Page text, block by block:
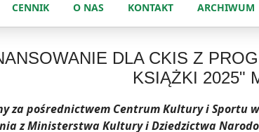
CENNIK O NAS KONTAKT ARCHIWUM
DLA CKIS Z
KSIĄŻKI 2025"
za pośrednictwem Centrum Kultury i Sportu w
z Ministerstwa Kultury i Dziedzictwa